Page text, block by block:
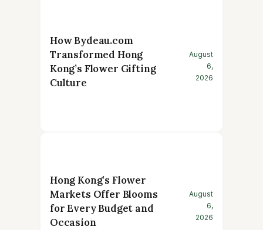
How Bydeau.com
Transformed Hong
Kong’s Flower Gifting
Culture
August
6,
2026
Hong Kong’s Flower
Markets Offer Blooms
for Every Budget and
Occasion
August
6,
2026